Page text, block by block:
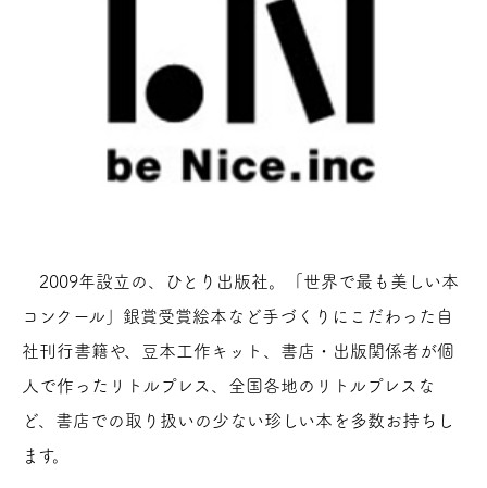
2009年設立の、ひとり出版社。「世界で最も美しい本
コンクール」銀賞受賞絵本など手づくりにこだわった自
社刊行書籍や、豆本工作キット、書店・出版関係者が個
人で作ったリトルプレス、全国各地のリトルプレスな
ど、書店での取り扱いの少ない珍しい本を多数お持ちし
ます。